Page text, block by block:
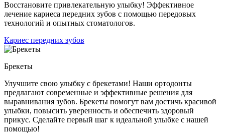
Восстановите привлекательную улыбку! Эффективное
лечение кариеса передних зубов с помощью передовых
технологий и опытных стоматологов.
Кариес передних зубов
Брекеты
Улучшите свою улыбку с брекетами! Наши ортодонты
предлагают современные и эффективные решения для
выравнивания зубов. Брекеты помогут вам достичь красивой
улыбки, повысить уверенность и обеспечить здоровый
прикус. Сделайте первый шаг к идеальной улыбке с нашей
помощью!